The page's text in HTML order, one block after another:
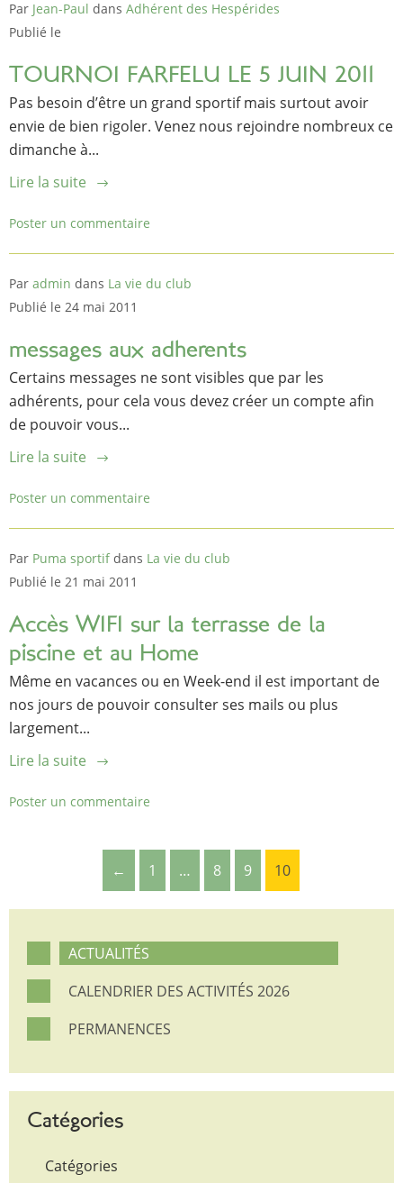
Par Jean-Paul dans Adhérent des Hespérides
Publié le
TOURNOI FARFELU LE 5 JUIN 2011
Pas besoin d’être un grand sportif mais surtout avoir
envie de bien rigoler. Venez nous rejoindre nombreux ce
dimanche à...
Lire la suite
Poster un commentaire
Par admin dans La vie du club
Publié le 24 mai 2011
messages aux adherents
Certains messages ne sont visibles que par les
adhérents, pour cela vous devez créer un compte afin
de pouvoir vous...
Lire la suite
Poster un commentaire
Par Puma sportif dans La vie du club
Publié le 21 mai 2011
Accès WIFI sur la terrasse de la
piscine et au Home
Même en vacances ou en Week-end il est important de
nos jours de pouvoir consulter ses mails ou plus
largement...
Lire la suite
Poster un commentaire
← 1 … 8 9 10
ACTUALITÉS
CALENDRIER DES ACTIVITÉS 2026
PERMANENCES
Catégories
Catégories